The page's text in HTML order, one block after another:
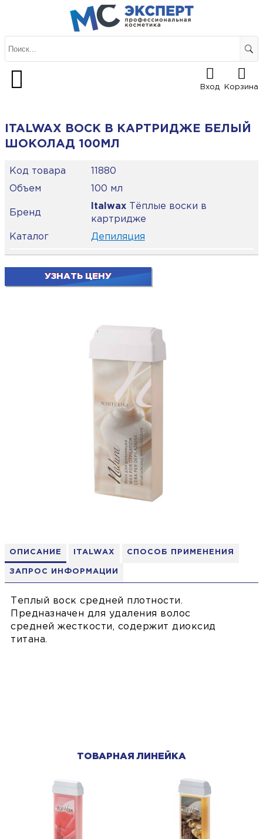
Вход Корзина
ОПИСАНИЕ ITALWAX СПОСОБ ПРИМЕНЕНИЯ
ЗАПРОС ИНФОРМАЦИИ
Теплый воск средней плотности.
Предназначен для удаления волос
средней жесткости, содержит диоксид
титана.
ITALWAX ВОСК В КАРТРИДЖЕ БЕЛЫЙ
ШОКОЛАД 100МЛ
Код товара
11880
Объем
100 мл
Бренд
ItalwaxТёплые воски в
картридже
Каталог
Депиляция
УЗНАТЬ ЦЕНУ
ТОВАРНАЯ ЛИНЕЙКА